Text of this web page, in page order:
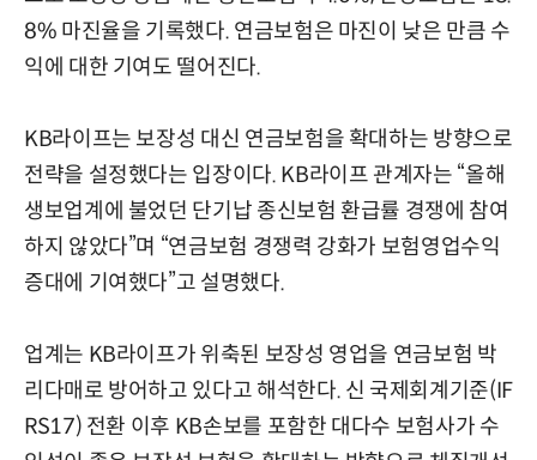
8% 마진율을 기록했다. 연금보험은 마진이 낮은 만큼 수
익에 대한 기여도 떨어진다.
KB라이프는 보장성 대신 연금보험을 확대하는 방향으로
전략을 설정했다는 입장이다. KB라이프 관계자는 “올해
생보업계에 불었던 단기납 종신보험 환급률 경쟁에 참여
하지 않았다”며 “연금보험 경쟁력 강화가 보험영업수익
증대에 기여했다”고 설명했다.
업계는 KB라이프가 위축된 보장성 영업을 연금보험 박
리다매로 방어하고 있다고 해석한다. 신 국제회계기준(IF
RS17) 전환 이후 KB손보를 포함한 대다수 보험사가 수